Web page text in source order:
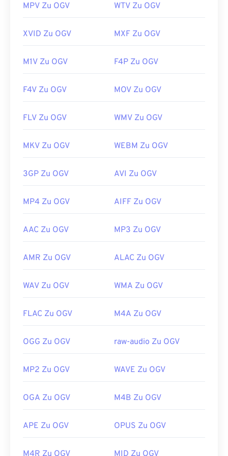
https://www.xiph.org/
MPV Zu OGV WTV Zu OGV
XVID Zu OGV MXF Zu OGV
M1V Zu OGV F4P Zu OGV
F4V Zu OGV MOV Zu OGV
FLV Zu OGV WMV Zu OGV
MKV Zu OGV WEBM Zu OGV
3GP Zu OGV AVI Zu OGV
MP4 Zu OGV AIFF Zu OGV
AAC Zu OGV MP3 Zu OGV
AMR Zu OGV ALAC Zu OGV
WAV Zu OGV WMA Zu OGV
FLAC Zu OGV M4A Zu OGV
OGG Zu OGV raw-audio Zu OGV
MP2 Zu OGV WAVE Zu OGV
OGA Zu OGV M4B Zu OGV
APE Zu OGV OPUS Zu OGV